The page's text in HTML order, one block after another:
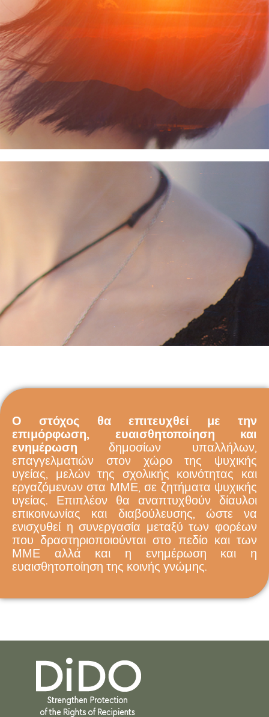
Ο στόχος θα επιτευχθεί με την
επιμόρφωση, ευαισθητοποίηση και
ενημέρωση δημοσίων υπαλλήλων,
επαγγελματιών στον χώρο της ψυχικής
υγείας, μελών της σχολικής κοινότητας και
εργαζόμενων στα ΜΜΕ, σε ζητήματα ψυχικής
υγείας. Επιπλέον θα αναπτυχθούν δίαυλοι
επικοινωνίας και διαβούλευσης, ώστε να
ενισχυθεί η συνεργασία μεταξύ των φορέων
που δραστηριοποιούνται στο πεδίο και των
ΜΜΕ αλλά και η ενημέρωση και η
ευαισθητοποίηση της κοινής γνώμης.